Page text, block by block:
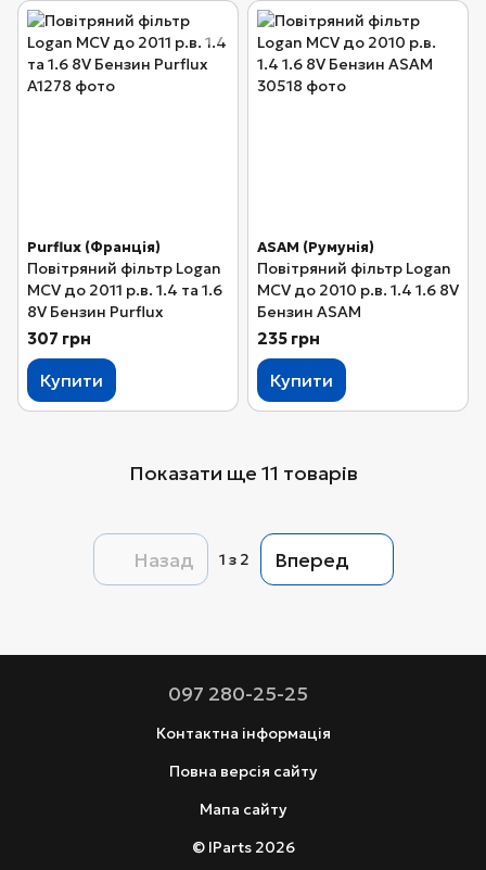
Purflux (Франція)
Повітряний фільтр Logan
MCV до 2011 р.в. 1.4 та 1.6
8V Бензин Purflux
307 грн
Купити
ASAM (Румунія)
Повітряний фільтр Logan
MCV до 2010 р.в. 1.4 1.6 8V
Бензин ASAM
235 грн
Купити
Показати ще 11 товарів
Назад 1 з 2 Вперед
097 280-25-25
Контактна інформація
Повна версія сайту
Мапа сайту
© IParts 2026